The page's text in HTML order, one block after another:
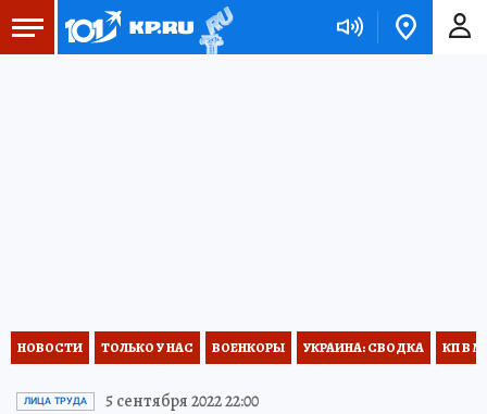
НОВОСТИ ТОЛЬКО У НАС ВОЕНКОРЫ УКРАИНА: СВОДКА КП В
ЛИЦА ТРУДА 5 сентября 2022 22:00